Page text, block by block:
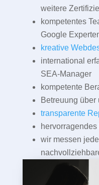
weitere
kompetentes
Google
kreative
international
SEA-Manager
kompetente
Betreuung
transparente
wir messen